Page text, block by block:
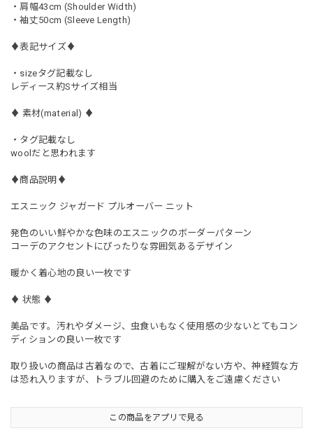
・肩幅43cm (Shoulder Width)
・袖丈50cm (Sleeve Length)
♦︎表記サイズ♦︎
・sizeタグ記載なし
レディース約Sサイズ相当
♦︎ 素材(material) ♦︎
・タグ記載なし
woolだと思われます
♦︎商品説明♦︎
エスニック ジャガード プルオーバー ニット
発色のいい鮮やかな色味のエスニックのボーダーパターン
コーデのアクセントにぴったりな雰囲気あるデザイン
暖かく着心地の良い一枚です
♦︎ 状態 ♦︎
美品です。汚れやダメージ、虫食いもなく使用感の少ないとてもコン
ディションの良い一枚です
取り扱いの商品は古着なので、古着にご理解がない方や、神経質な方
は恐れ入りますが、トラブル回避のために購入をご遠慮ください
この商品をアプリで見る